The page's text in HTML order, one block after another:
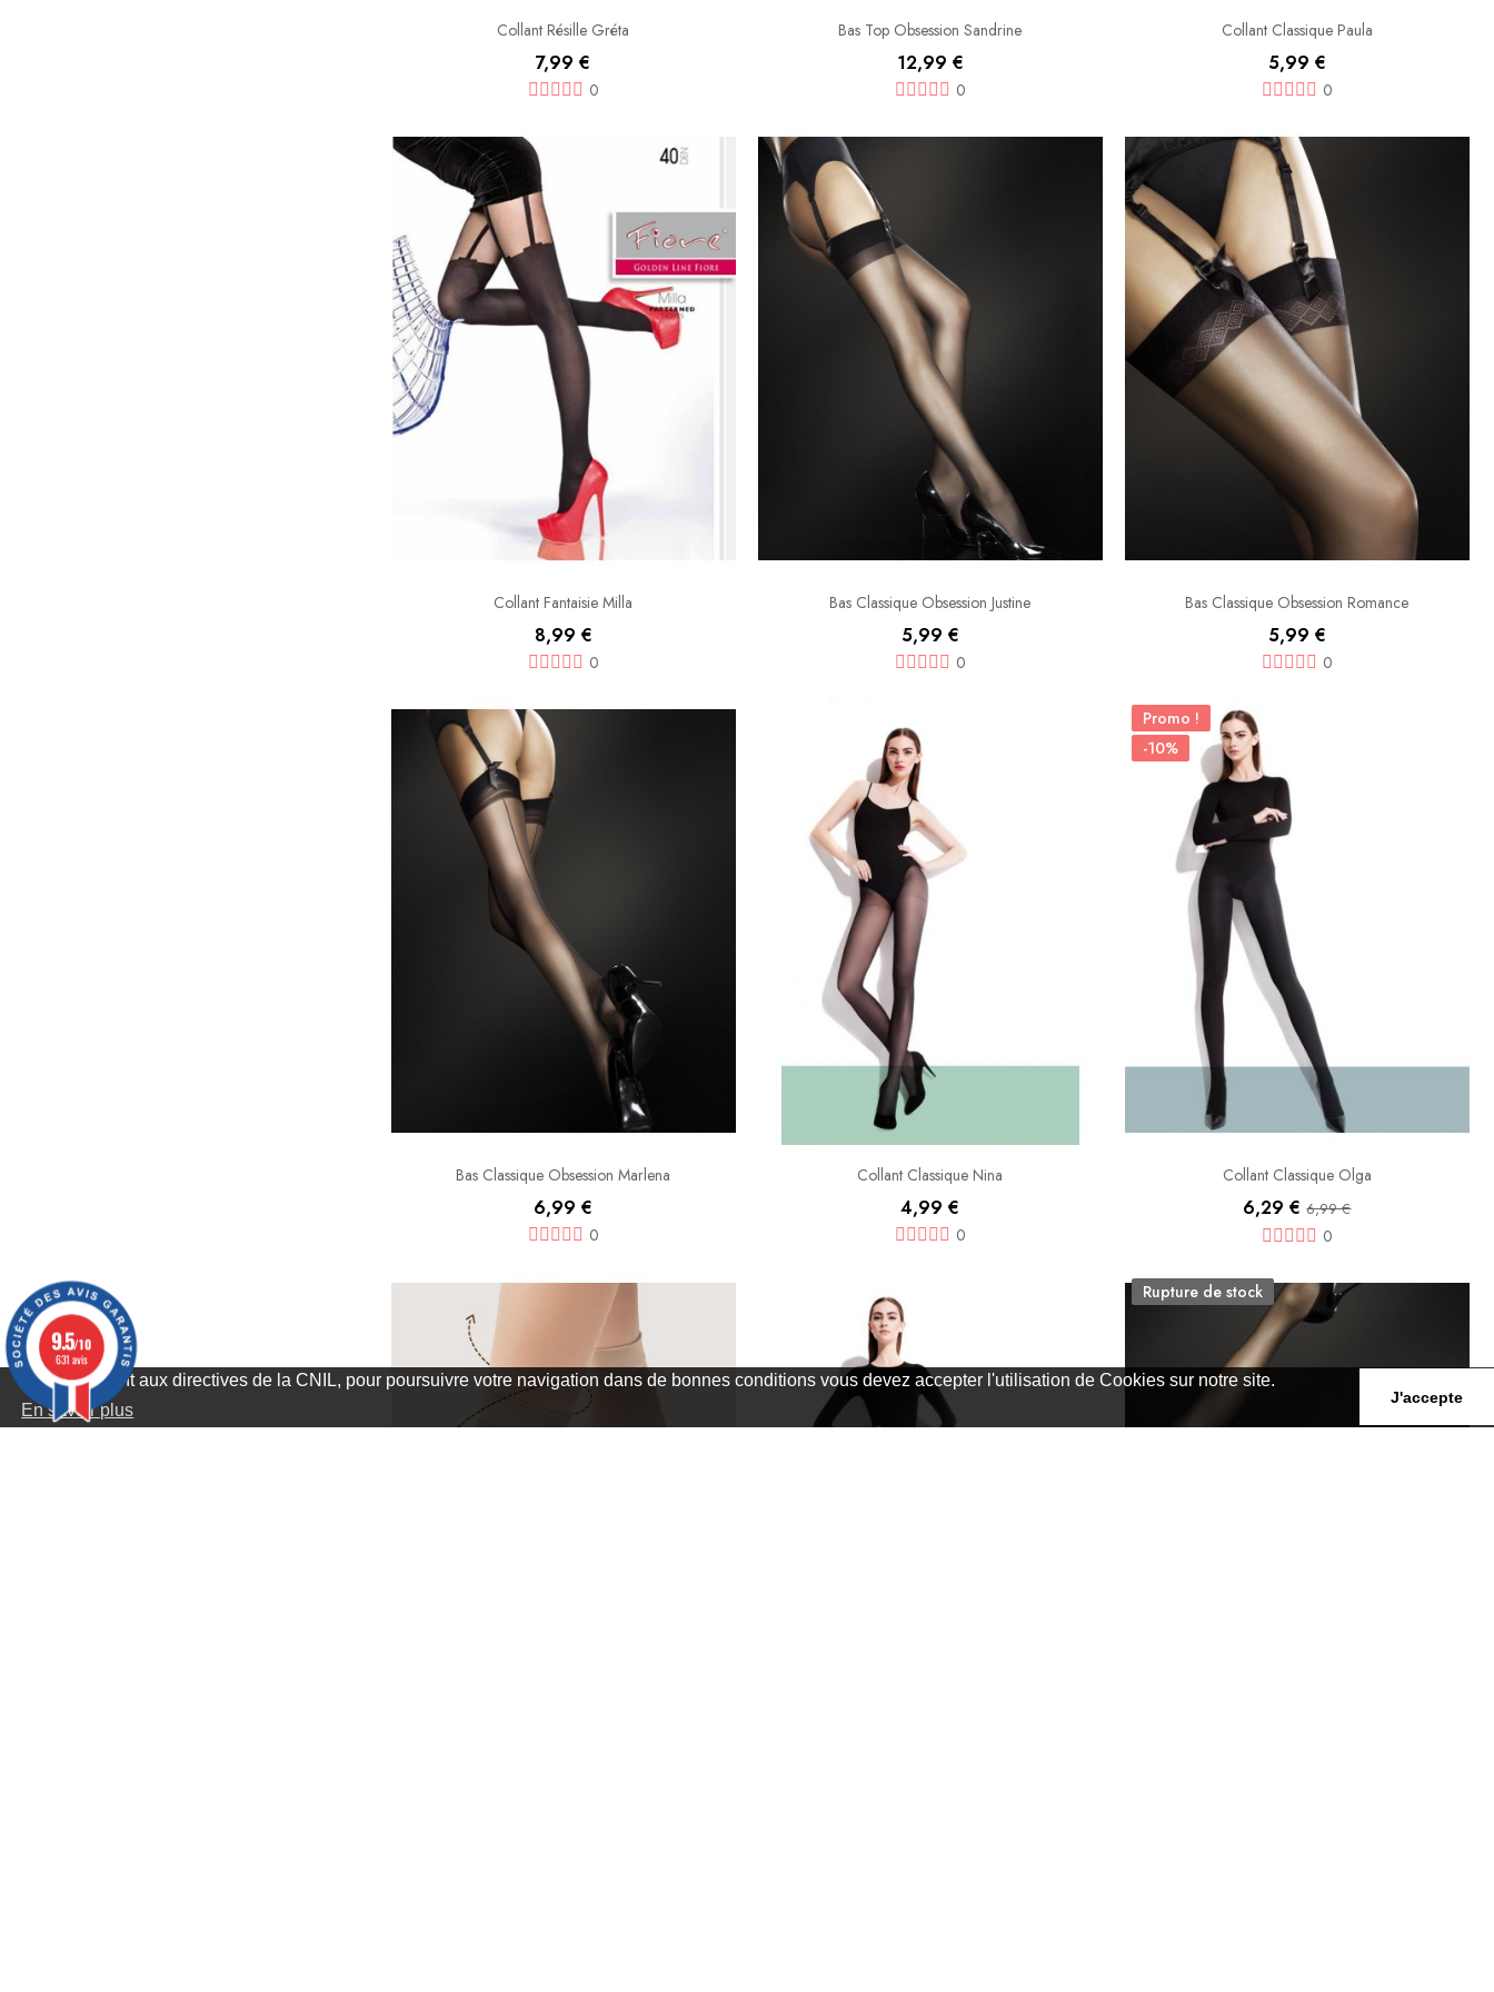
Conformément aux directives de la CNIL, pour poursuivre votre navigation dans de bonnes conditions vous devez accepter l'utilisation de Cookies sur notre site.
En savoir plus
J'accepte
Collant Résille Gréta
7,99 €
0
Bas Top Obsession Sandrine
12,99 €
0
Collant Classique Paula
5,99 €
0
Collant Fantaisie Milla
8,99 €
0
Bas Classique Obsession Justine
5,99 €
0
Bas Classique Obsession Romance
5,99 €
0
Bas Classique Obsession Marlena
6,99 €
0
Collant Classique Nina
4,99 €
0
Promo !
-10%
Collant Classique Olga
6,29 €6,99 €
0
Rupture de stock
9.5/10
631 avis